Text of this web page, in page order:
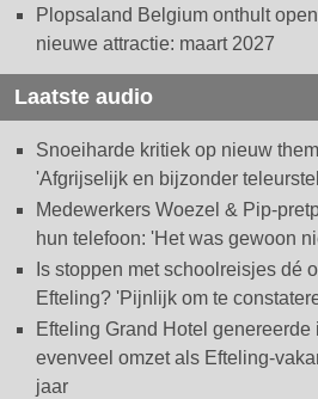
Plopsaland Belgium onthult
nieuwe attractie: maart 2027
Laatste audio
Snoeiharde kritiek op nieuw
'Afgrijselijk en bijzonder
Medewerkers Woezel & Pip-
hun telefoon: 'Het was gewoon
Is stoppen met schoolreisjes dé
Efteling? 'Pijnlijk om te
Efteling Grand Hotel genereerde
evenveel omzet als Efteling-
jaar